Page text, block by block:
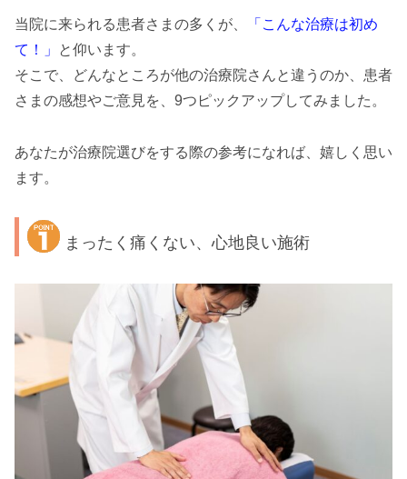
当院に来られる患者さまの多くが、
「こんな治療は初め
て！」
と仰います。
そこで、どんなところが他の治療院さんと違うのか、患者
さまの感想やご意見を、9つピックアップしてみました。
あなたが治療院選びをする際の参考になれば、嬉しく思い
ます。
まったく痛くない、心地良い施術